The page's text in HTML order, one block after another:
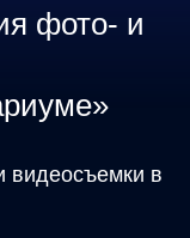
фото- и
видеосъемки в